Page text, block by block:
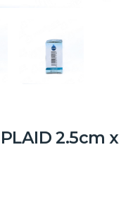
2.5cm x